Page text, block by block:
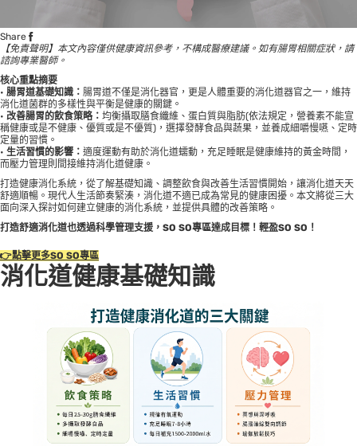
Share
【免責聲明】本文內容僅供健康資訊參考，不構成醫療建議。如有腸胃相關症狀，請
諮詢專業醫師。
核心重點摘要
• 腸胃道基礎知識： 腸胃道不僅是消化器官，更是人體重要的消化道器官之一，維持
消化道菌群的多樣性與平衡是健康的關鍵。
• 改善腸胃的飲食策略： 均衡攝取膳食纖維、蛋白質與脂肪(依法規定，營養素不能宣
稱健康或是不健康、優質或是不優質)，選擇發酵食品與蔬果，並養成細嚼慢嚥、定時
定量的習慣。
• 生活習慣的影響： 適度運動有助於消化道蠕動，充足睡眠是健康維持的黃金時間，
而壓力管理則間接維持消化道健康。
打造健康消化系統，從了解基礎知識、調整飲食與改善生活習慣開始，讓消化道天天
舒適順暢。現代人生活節奏緊湊，消化道不適已成為常見的健康困擾。本文將從三大
面向深入探討如何建立健康的消化系統，並提供具體的改善策略。
打造舒適消化道也透過科學管理支援，SO SO專區達成目標！輕盈SO SO！
👉點擊更多SO SO專區
消化道健康基礎知識